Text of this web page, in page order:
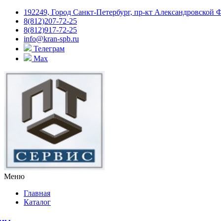
192249, Город Санкт-Петербург, пр-кт
8(812)207-72-25
8(812)917-72-25
info@kran-spb.ru
Телеграм
Max
Меню
Главная
Каталог